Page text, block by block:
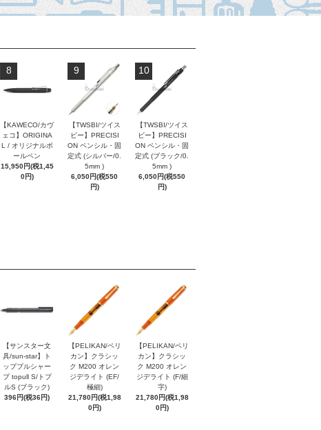
8
【KAWECO/カヴ
ェコ】ORIGINA
L / オリジナルボ
ールペン
15,950円(税1,45
0円)
9
【TWSBI/ツイス
ビー】PRECISI
ON ペンシル・固
定式 (シルバー/0.
5mm )
6,050円(税550
円)
10
【TWSBI/ツイス
ビー】PRECISI
ON ペンシル・固
定式 (ブラック/0.
5mm )
6,050円(税550
円)
【サンスター文
具/sun-star】ト
ッププルシャー
プ topull S/トプ
ルS (ブラック)
396円(税36円)
【PELIKAN/ペリ
カン】クラシッ
ク M200 オレン
ジデライト (EF/
極細)
21,780円(税1,98
0円)
【PELIKAN/ペリ
カン】クラシッ
ク M200 オレン
ジデライト (F/細
字)
21,780円(税1,98
0円)